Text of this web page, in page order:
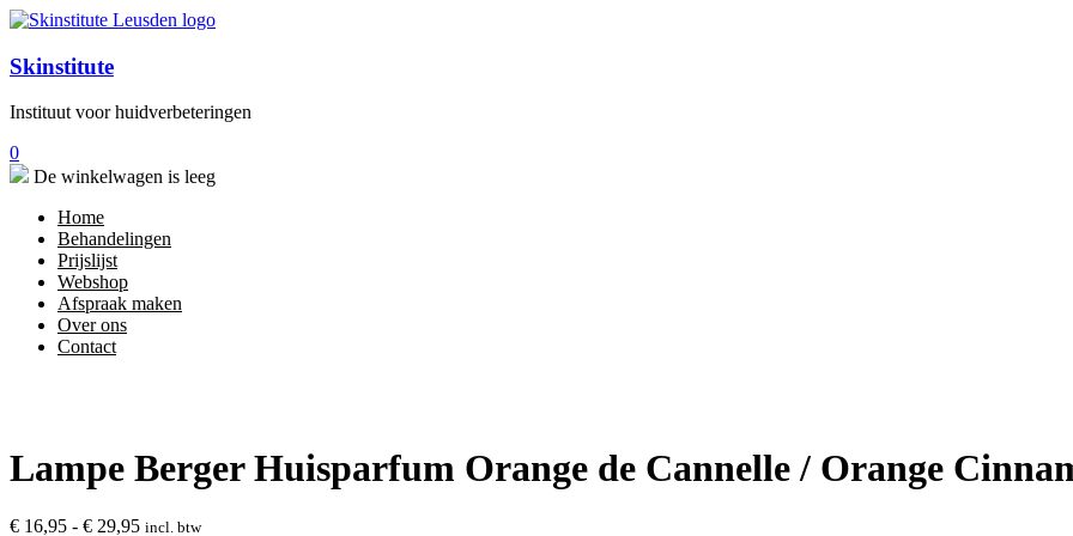
Skinstitute
Instituut voor huidverbeteringen
0
De winkelwagen is leeg
Home
Behandelingen
Prijslijst
Webshop
Afspraak maken
Over ons
Contact
Lampe Berger Huisparfum Orange de Cannelle / Orange
€ 16,95 - € 29,95Prijsklasse:
incl. btw